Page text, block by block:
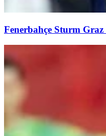
Fenerbahçe Sturm Graz